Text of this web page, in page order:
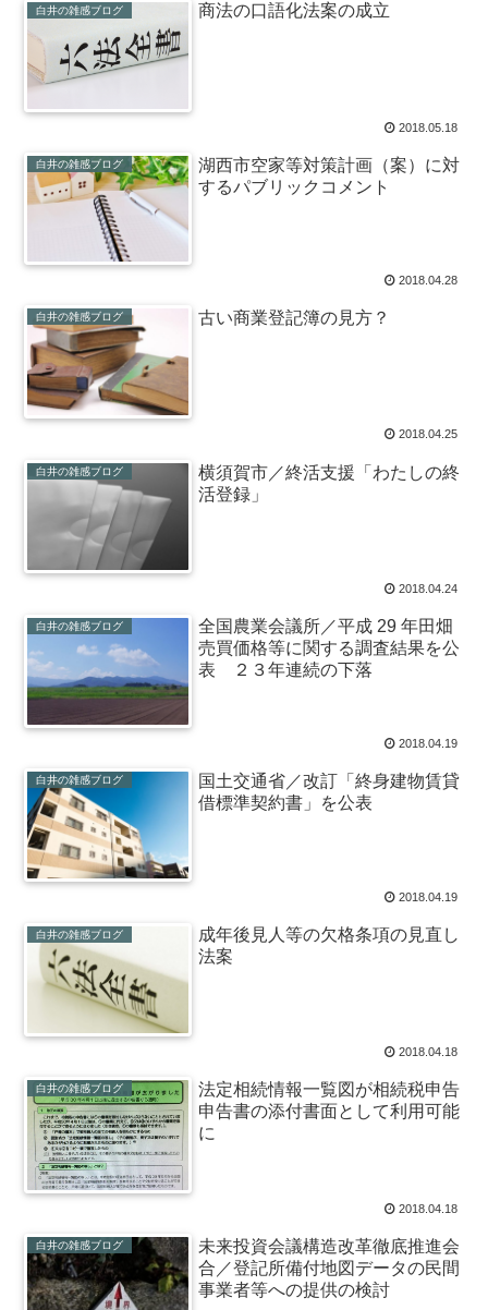
白井の雑感ブログ 商法の口語化法案の成立
2018.05.18
白井の雑感ブログ
湖西市空家等対策計画（案）に対
するパブリックコメント
2018.04.28
白井の雑感ブログ 古い商業登記簿の見方？
2018.04.25
白井の雑感ブログ
横須賀市／終活支援「わたしの終
活登録」
2018.04.24
白井の雑感ブログ
全国農業会議所／平成 29 年田畑
売買価格等に関する調査結果を公
表 ２３年連続の下落
2018.04.19
白井の雑感ブログ
国土交通省／改訂「終身建物賃貸
借標準契約書」を公表
2018.04.19
白井の雑感ブログ
成年後見人等の欠格条項の見直し
法案
2018.04.18
白井の雑感ブログ
法定相続情報一覧図が相続税申告
申告書の添付書面として利用可能
に
2018.04.18
白井の雑感ブログ
未来投資会議構造改革徹底推進会
合／登記所備付地図データの民間
事業者等への提供の検討